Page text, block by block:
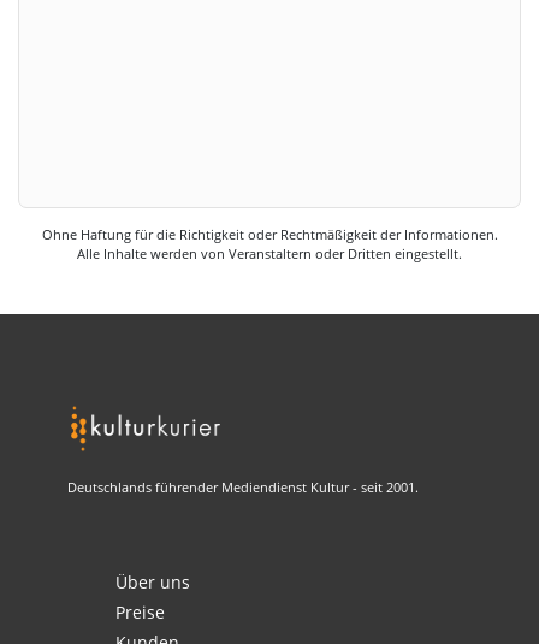
Ohne Haftung für die Richtigkeit oder Rechtmäßigkeit der Informationen.
Alle Inhalte werden von Veranstaltern oder Dritten eingestellt.
Deutschlands führender Mediendienst Kultur - seit 2001.
Über uns
Preise